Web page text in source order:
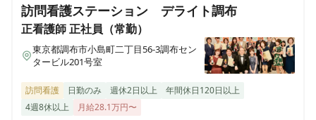
シンプレ訪問看護ステーション 赤塚サテライト
東京都練馬区田柄二丁目49-10 カーサセゾン 202号室
シンプレ訪問看護ステーション 田無拠点
東京都西東京市田無町四丁目8-18 東京ボンプラーツ203
訪問看護ステーション デライト調布
正看護師正社員（常勤）
東京都調布市小島町二丁目56-3調布セン
タービル201号室
訪問看護 日勤のみ 週休2日以上
年間休日120日以上
4週8休以上
月給28.1万円〜